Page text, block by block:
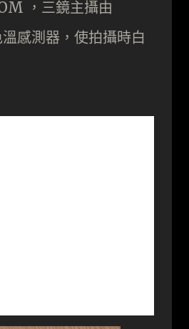
，三鏡主攝由
感測器，使拍攝時白